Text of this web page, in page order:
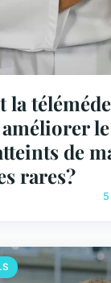
la
de
rares?